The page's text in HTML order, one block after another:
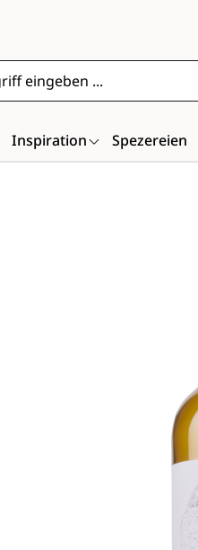
Inspiration Spezereien